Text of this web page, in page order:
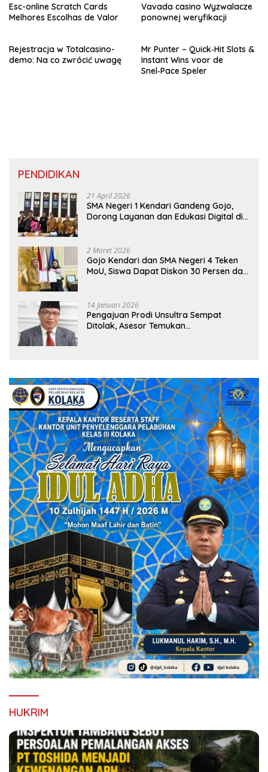
Esc-online Scratch Cards
Melhores Escolhas de Valor
Vavada casino Wyzwalacze
ponownej weryfikacji
Rejestracja w Totalcasino-
demo: Na co zwrócić uwagę
Mr Punter – Quick‑Hit Slots &
Instant Wins voor de
Snel‑Pace Speler
PENDIDIKAN
21 April 2026
SMA Negeri 1 Kendari Gandeng Gojo,
Dorong Layanan dan Edukasi Digital di
2 Maret 2026
Gojo Kendari dan SMA Negeri 4 Teken
MoU, Siswa Dapat Diskon 30 Persen dan
14 Januari 2026
Pengajuan Prodi Unsultra Sempat
Ditolak, Asesor Temukan
HUKRIM